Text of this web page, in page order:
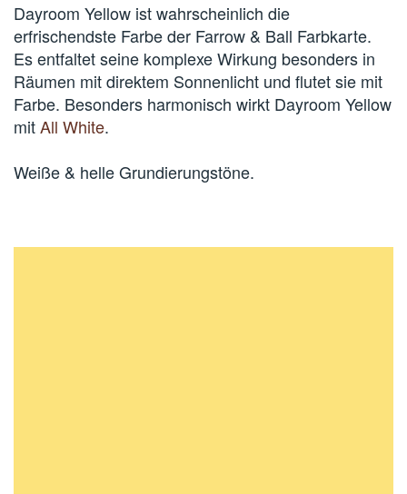
Dayroom Yellow ist wahrscheinlich die
erfrischendste Farbe der Farrow & Ball Farbkarte.
Es entfaltet seine komplexe Wirkung besonders in
Räumen mit direktem Sonnenlicht und flutet sie mit
Farbe. Besonders harmonisch wirkt Dayroom Yellow
mitAll White.
Weiße & helle Grundierungstöne.